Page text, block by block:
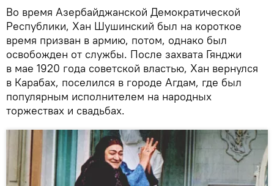
Во время Азербайджанской Демократической
Республики, Хан Шушинский был на короткое
время призван в армию, потом, однако был
освобожден от службы. После захвата Гянджи
в мае 1920 года советской властью, Хан вернулся
в Карабах, поселился в городе Агдам, где был
популярным исполнителем на народных
торжествах и свадьбах.